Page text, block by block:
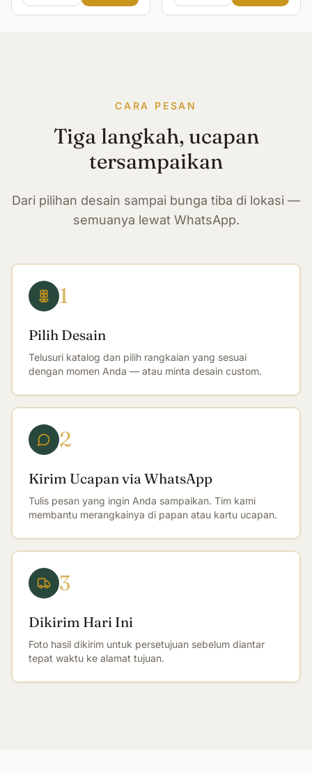
CARA PESAN
Tiga langkah, ucapan
tersampaikan
Dari pilihan desain sampai bunga tiba di lokasi —
semuanya lewat WhatsApp.
1
Pilih Desain
Telusuri katalog dan pilih rangkaian yang sesuai
dengan momen Anda — atau minta desain custom.
2
Kirim Ucapan via WhatsApp
Tulis pesan yang ingin Anda sampaikan. Tim kami
membantu merangkainya di papan atau kartu ucapan.
3
Dikirim Hari Ini
Foto hasil dikirim untuk persetujuan sebelum diantar
tepat waktu ke alamat tujuan.